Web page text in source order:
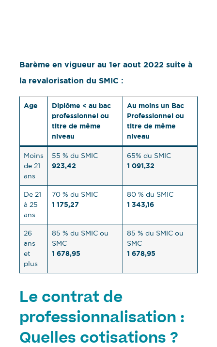
Barème en vigueur au 1er aout 2022 suite à
la revalorisation du SMIC :
Age
Diplôme < au bac
professionnel ou
titre de même
niveau
Au moins un Bac
Professionnel ou
titre de même
niveau
Moins
de 21
ans
55 % du SMIC
923,42
65% du SMIC
1 091,32
De 21
à 25
ans
70 % du SMIC
1 175,27
80 % du SMIC
1 343,16
26
ans
et
plus
85 % du SMIC ou
SMC
1 678,95
85 % du SMIC ou
SMC
1 678,95
Le contrat de
professionnalisation :
Quelles cotisations ?